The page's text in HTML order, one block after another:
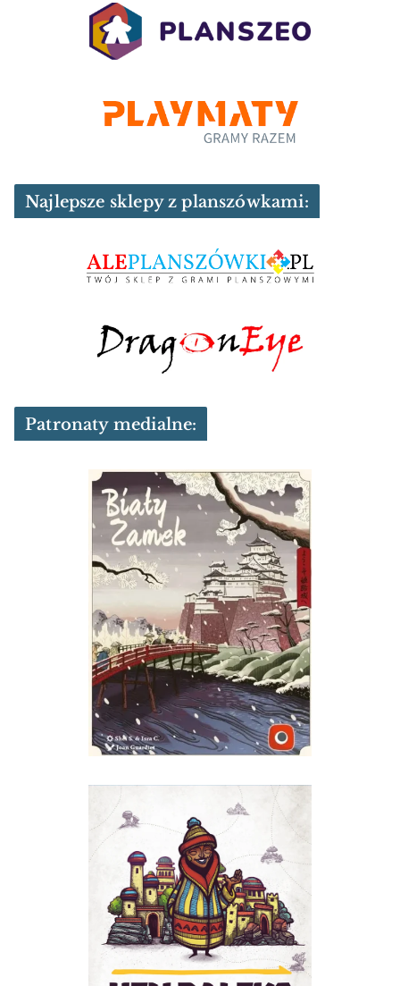
Najlepsze sklepy z planszówkami:
Patronaty medialne: